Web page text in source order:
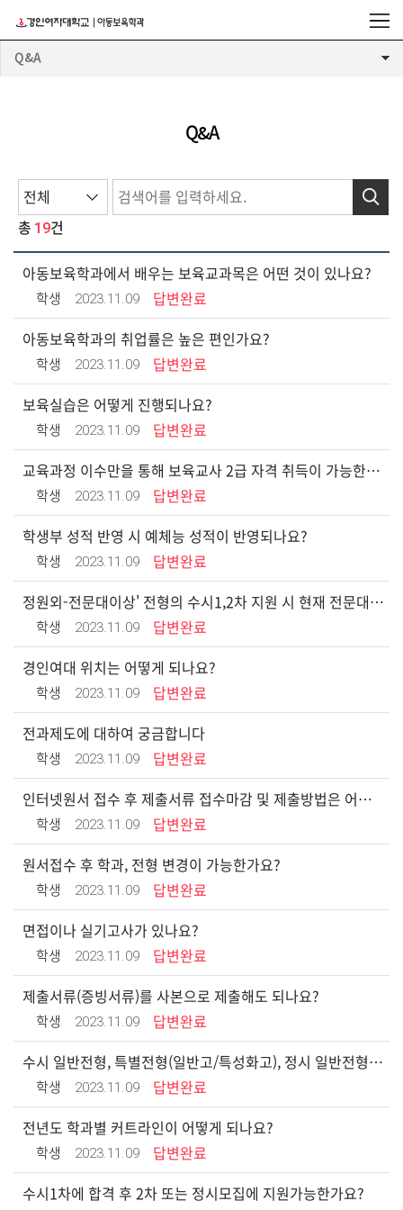
Q&A
Q&A
총 19건
아동보육학과에서 배우는 보육교과목은 어떤 것이 있나요?
학생 2023.11.09 답변완료
아동보육학과의 취업률은 높은 편인가요?
학생 2023.11.09 답변완료
보육실습은 어떻게 진행되나요?
학생 2023.11.09 답변완료
교육과정 이수만을 통해 보육교사 2급 자격 취득이 가능한가요?
학생 2023.11.09 답변완료
학생부 성적 반영 시 예체능 성적이 반영되나요?
학생 2023.11.09 답변완료
정원외-전문대이상' 전형의 수시1,2차 지원 시 현재 전문대학 2학년에 재학중일 경우 지원이 가능한가요?
학생 2023.11.09 답변완료
경인여대 위치는 어떻게 되나요?
학생 2023.11.09 답변완료
전과제도에 대하여 궁금합니다
학생 2023.11.09 답변완료
인터넷원서 접수 후 제출서류 접수마감 및 제출방법은 어떻게 되나요?
학생 2023.11.09 답변완료
원서접수 후 학과, 전형 변경이 가능한가요?
학생 2023.11.09 답변완료
면접이나 실기고사가 있나요?
학생 2023.11.09 답변완료
제출서류(증빙서류)를 사본으로 제출해도 되나요?
학생 2023.11.09 답변완료
수시 일반전형, 특별전형(일반고/특성화고), 정시 일반전형 지원했는데 제출서류는 무엇인가요?
학생 2023.11.09 답변완료
전년도 학과별 커트라인이 어떻게 되나요?
학생 2023.11.09 답변완료
수시1차에 합격 후 2차 또는 정시모집에 지원가능한가요?